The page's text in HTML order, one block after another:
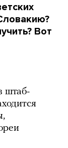
Вот
штаб-